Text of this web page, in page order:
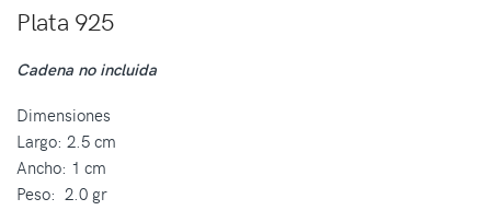
Plata 925
Cadena no incluida
Dimensiones
Largo: 2.5 cm
Ancho: 1 cm
Peso: 2.0 gr